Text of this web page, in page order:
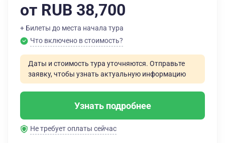
от RUB 38,700
+ Билеты до места начала тура
Что включено в стоимость?
Даты и стоимость тура уточняются. Отправьте
заявку, чтобы узнать актуальную информацию
Узнать подробнее
Не требует оплаты сейчас